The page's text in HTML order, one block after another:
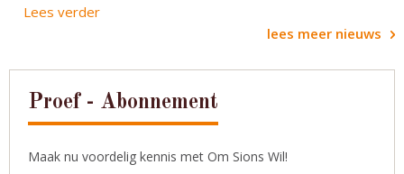
Lees verder
lees meer nieuws
Proef - Abonnement
Maak nu voordelig kennis met Om Sions Wil!